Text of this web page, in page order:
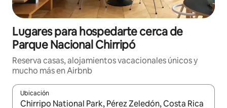
Lugares para hospedarte cerca de
Parque Nacional Chirripó
Reserva casas, alojamientos vacacionales únicos y
mucho más en Airbnb
Ubicación
Cuando los resultados estén disponibles, podrás navegar